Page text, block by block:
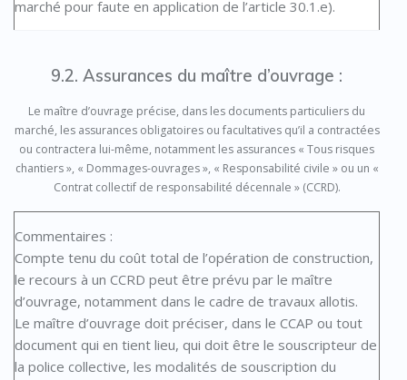
marché pour faute en application de l’article 30.1.e).
9.2. Assurances du maître d’ouvrage :
Le maître d’ouvrage précise, dans les documents particuliers du
marché, les assurances obligatoires ou facultatives qu’il a contractées
ou contractera lui-même, notamment les assurances « Tous risques
chantiers », « Dommages-ouvrages », « Responsabilité civile » ou un «
Contrat collectif de responsabilité décennale » (CCRD).
Commentaires :
Compte tenu du coût total de l’opération de construction,
le recours à un CCRD peut être prévu par le maître
d’ouvrage, notamment dans le cadre de travaux allotis.
Le maître d’ouvrage doit préciser, dans le CCAP ou tout
document qui en tient lieu, qui doit être le souscripteur de
la police collective, les modalités de souscription du